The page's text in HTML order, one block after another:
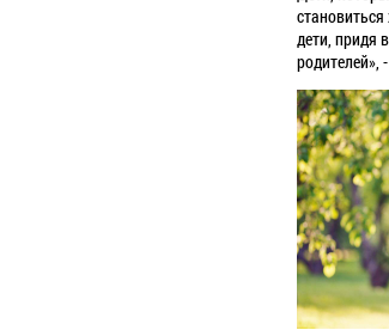
дети, придя
родителей»,